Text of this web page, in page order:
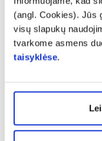
(angl. Cookies). Jūs
visų slapukų
tvarkome asmens
taisyklėse.